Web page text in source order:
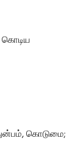
கொடிய
கொடுமை;